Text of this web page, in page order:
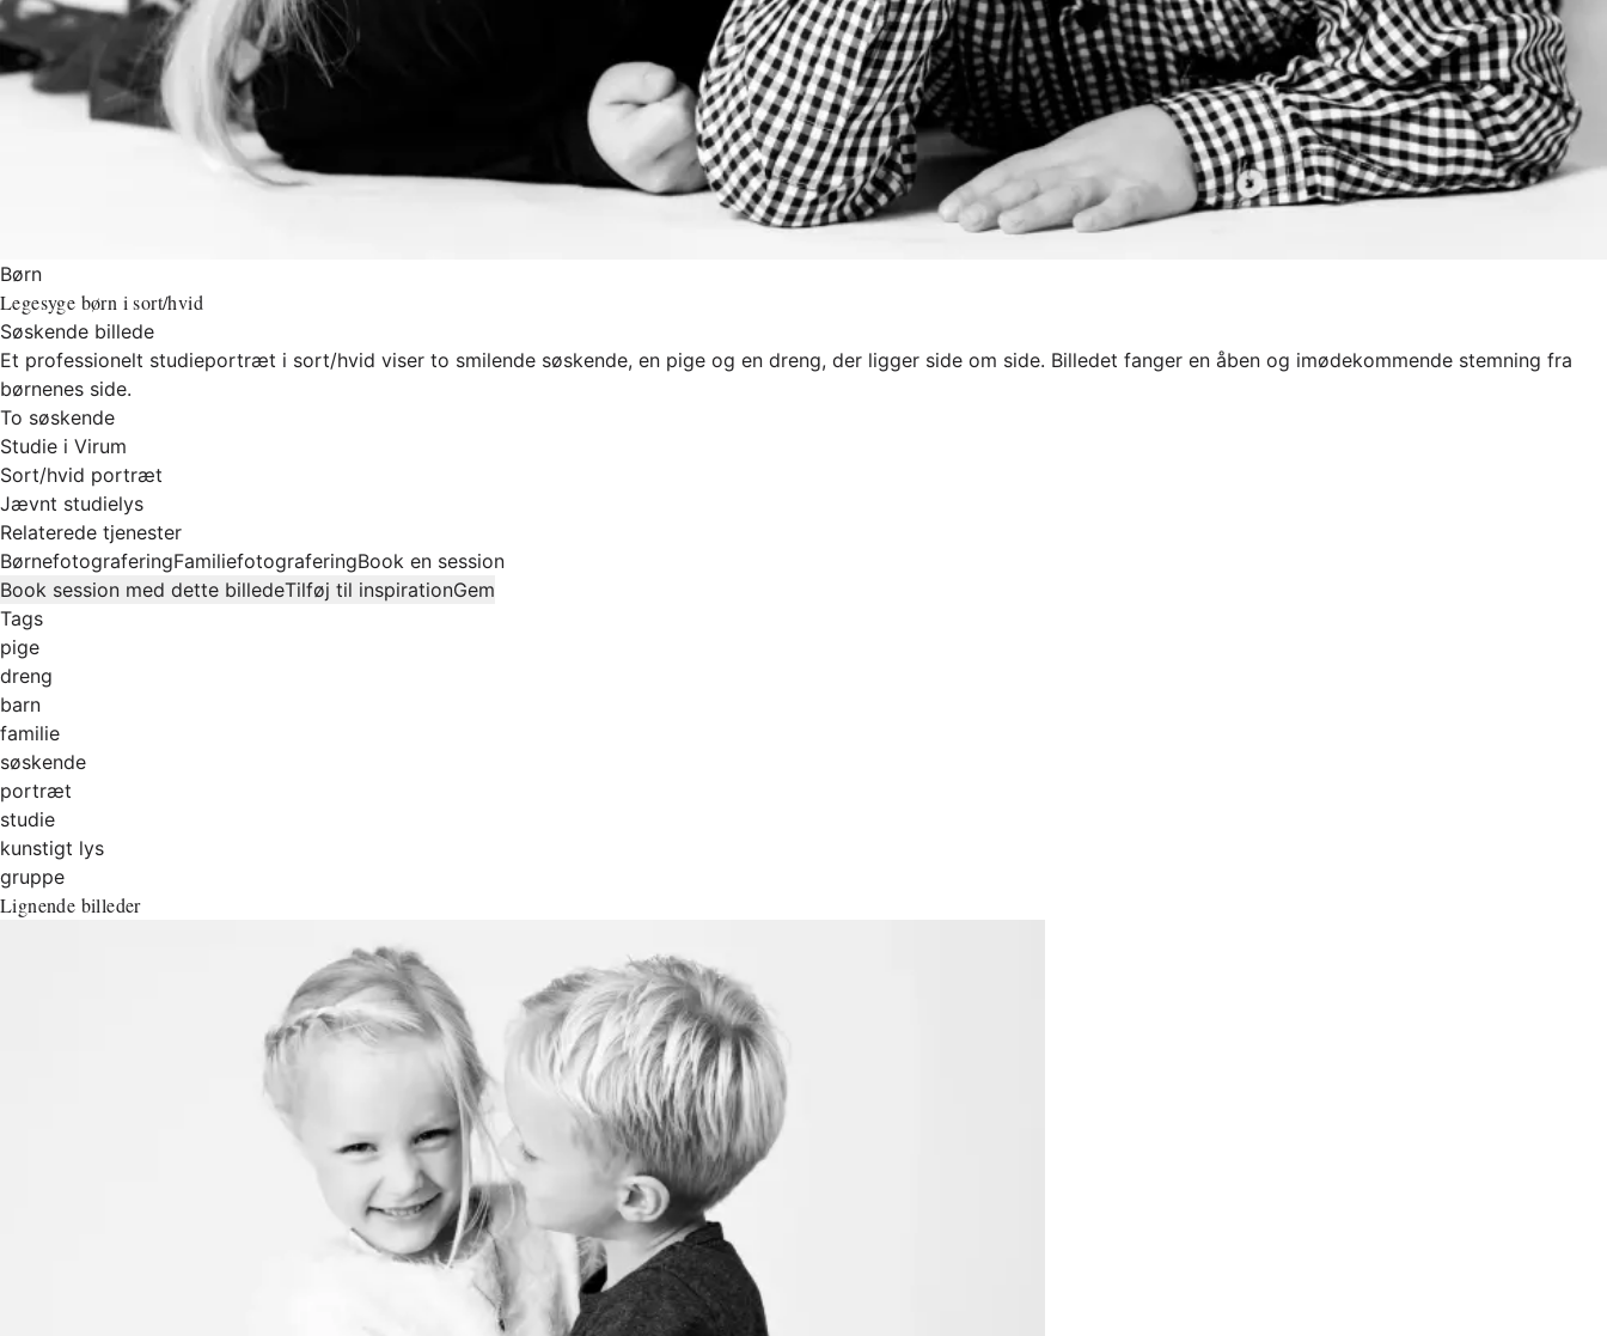
Børn
Legesyge børn i sort/hvid
Søskende billede
Et professionelt studieportræt i sort/hvid viser to smilende søskende, en pige og en dreng, der ligger side om side. Billedet fanger en åben og imødekommende stemning fra
børnenes side.
To søskende
Studie i Virum
Sort/hvid portræt
Jævnt studielys
Relaterede tjenester
BørnefotograferingFamiliefotograferingBook en session
Book session med dette billedeTilføj til inspirationGem
Tags
pige
dreng
barn
familie
søskende
portræt
studie
kunstigt lys
gruppe
Lignende billeder